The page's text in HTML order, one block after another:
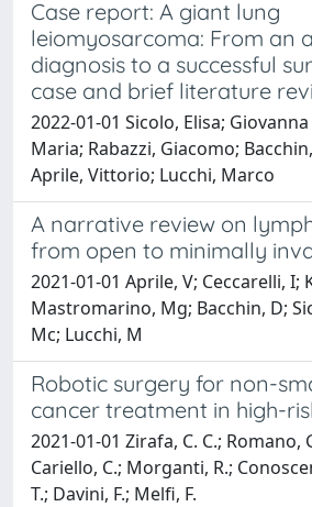
Case report: A giant lung
leiomyosarcoma: From an
diagnosis to a successful
case and brief literature
2022-01-01 Sicolo, Elisa;
Maria; Rabazzi, Giacomo;
Aprile, Vittorio; Lucchi, Marco
A narrative review on
from open to minimally
2021-01-01 Aprile, V; Ceccarelli, I;
Mastromarino, Mg; Bacchin, D;
Mc; Lucchi, M
Robotic surgery for non-
cancer treatment in high-
2021-01-01 Zirafa, C. C.; Romano,
Cariello, C.; Morganti, R.;
T.; Davini, F.; Melfi, F.